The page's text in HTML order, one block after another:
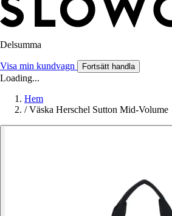
Delsumma
Visa min kundvagn Fortsätt handla
Loading...
Hem
/ Väska Herschel Sutton Mid-Volume